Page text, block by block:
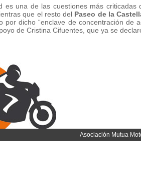
es una de las cuestiones más
que el resto del Paseo de la
por dicho “enclave de concentración de
de Cristina Cifuentes, que ya se
Asociación Mutua